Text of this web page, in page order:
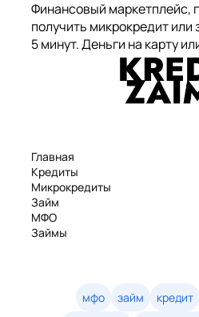
Финансовый маркетплейс,
получить микрокредит или
5 минут. Деньги на карту
Главная
Кредиты
Микрокредиты
Займ
МФО
Займы
Займы онлайн
Денежные кредиты
мфо займ кредит